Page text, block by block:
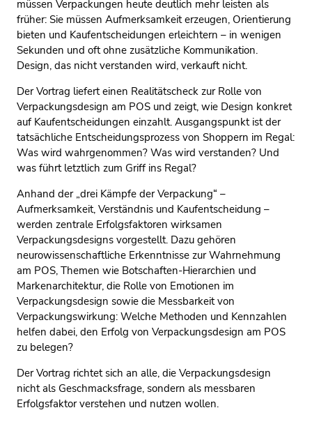
müssen Verpackungen heute deutlich mehr leisten als
früher: Sie müssen Aufmerksamkeit erzeugen, Orientierung
bieten und Kaufentscheidungen erleichtern – in wenigen
Sekunden und oft ohne zusätzliche Kommunikation.
Design, das nicht verstanden wird, verkauft nicht.
Der Vortrag liefert einen Realitätscheck zur Rolle von
Verpackungsdesign am POS und zeigt, wie Design konkret
auf Kaufentscheidungen einzahlt. Ausgangspunkt ist der
tatsächliche Entscheidungsprozess von Shoppern im Regal:
Was wird wahrgenommen? Was wird verstanden? Und
was führt letztlich zum Griff ins Regal?
Anhand der „drei Kämpfe der Verpackung“ –
Aufmerksamkeit, Verständnis und Kaufentscheidung –
werden zentrale Erfolgsfaktoren wirksamen
Verpackungsdesigns vorgestellt. Dazu gehören
neurowissenschaftliche Erkenntnisse zur Wahrnehmung
am POS, Themen wie Botschaften-Hierarchien und
Markenarchitektur, die Rolle von Emotionen im
Verpackungsdesign sowie die Messbarkeit von
Verpackungswirkung: Welche Methoden und Kennzahlen
helfen dabei, den Erfolg von Verpackungsdesign am POS
zu belegen?
Der Vortrag richtet sich an alle, die Verpackungsdesign
nicht als Geschmacksfrage, sondern als messbaren
Erfolgsfaktor verstehen und nutzen wollen.